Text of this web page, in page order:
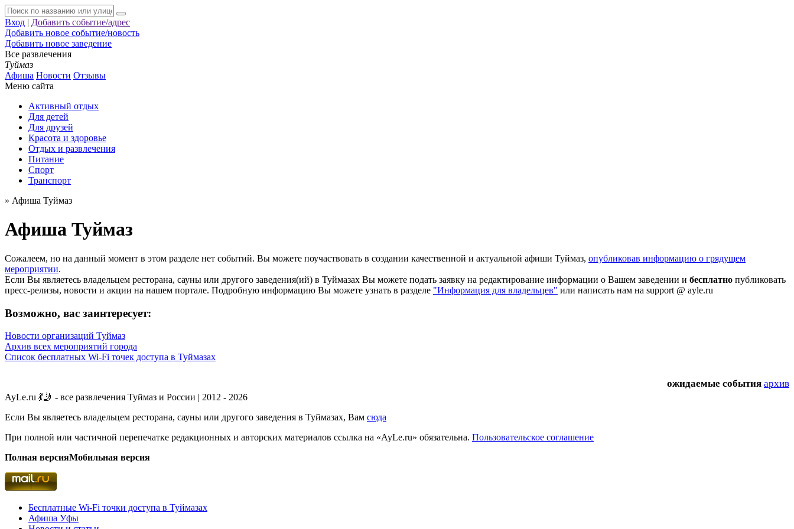
Вход | Добавить событие/адрес
Добавить новое событие/новость
Добавить новое заведение
Все развлечения
Туймаз
Афиша Новости Отзывы
Меню сайта
Активный отдых
Для детей
Для друзей
Красота и здоровье
Отдых и развлечения
Питание
Спорт
Транспорт
» Афиша Туймаз
Афиша Туймаз
Сожалеем, но на данный момент в этом разделе нет событий. Вы можете поучаствовать в создании качественной и актуальной афиши Туймаз, опубликовав информацию о грядущем
мероприятии.
Если Вы являетесь владельцем ресторана, сауны или другого заведения(ий) в Туймазах Вы можете подать заявку на редактирование информации о Вашем заведении и бесплатно публиковать
пресс-релизы, новости и акции на нашем портале. Подробную информацию Вы можете узнать в разделе "Информация для владельцев" или написать нам на support @ ayle.ru
Возможно, вас заинтересует:
Новости организаций Туймаз
Архив всех мероприятий города
Список бесплатных Wi-Fi точек доступа в Туймазах
ожидаемые события архив
AyLe.ru 💃🤳 - все развлечения Туймаз и России | 2012 - 2026
Если Вы являетесь владельцем ресторана, сауны или другого заведения в Туймазах, Вам сюда
При полной или частичной перепечатке редакционных и авторских материалов ссылка на «AyLe.ru» обязательна. Пользовательское соглашение
Полная версияМобильная версия
Бесплатные Wi-Fi точки доступа в Туймазах
Афиша Уфы